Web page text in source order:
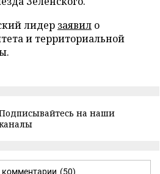
лидер заявил о
и территориальной
на наши
комментарии (50)